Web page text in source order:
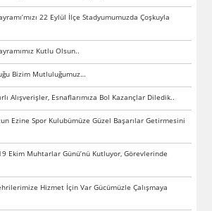
22 Eylül İlçe Stadyumumuzda Çoşkuyla
Kutlu Olsun..
Bizim Mutluluğumuz…
Alışverişler, Esnaflarımıza Bol Kazançlar Diledik..
Ezine Spor Kulubümüze Güzel Başarılar Getirmesini
Ekim Muhtarlar Günü’nü Kutluyor, Görevlerinde
Hizmet İçin Var Gücümüzle Çalışmaya